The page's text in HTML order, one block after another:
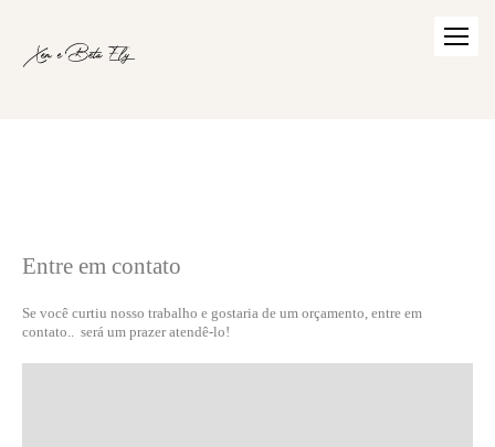
Entre em contato
Se você curtiu nosso trabalho e gostaria de um orçamento, entre em
contato.. será um prazer atendê-lo!